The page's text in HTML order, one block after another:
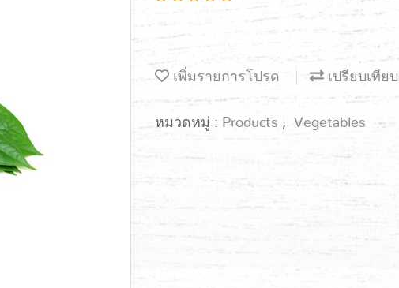
เพิ่มรายการโปรด เปรียบเทียบ
หมวดหมู่ : Products , Vegetables